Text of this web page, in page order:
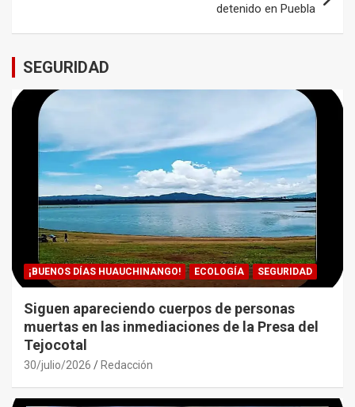
detenido en Puebla
SEGURIDAD
¡BUENOS DÍAS HUAUCHINANGO! ECOLOGÍA SEGURIDAD
Siguen apareciendo cuerpos de personas
muertas en las inmediaciones de la Presa del
Tejocotal
30/julio/2026 Redacción